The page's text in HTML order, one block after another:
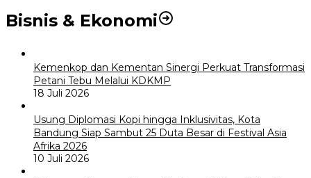
Bisnis & Ekonomi
Kemenkop dan Kementan Sinergi Perkuat Transformasi
Petani Tebu Melalui KDKMP
18 Juli 2026
Usung Diplomasi Kopi hingga Inklusivitas, Kota
Bandung Siap Sambut 25 Duta Besar di Festival Asia
Afrika 2026
10 Juli 2026